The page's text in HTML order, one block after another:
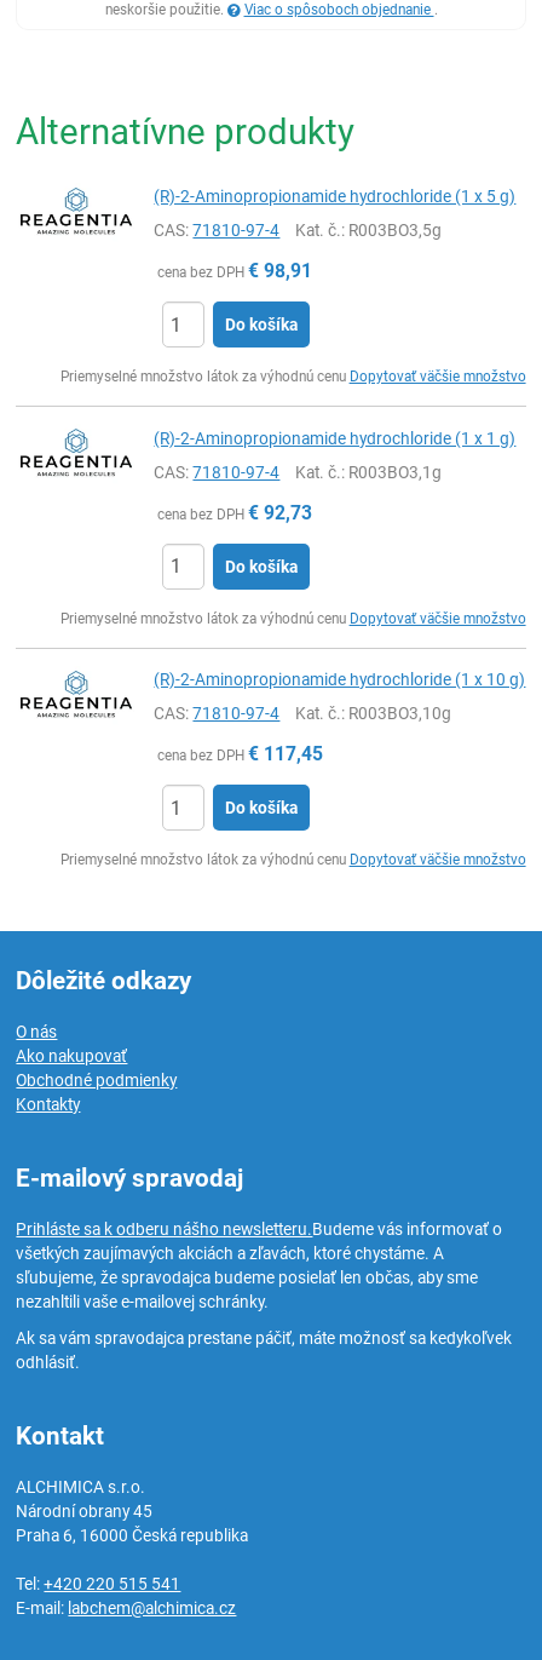
neskoršie použitie.
Viac o spôsoboch objednanie .
Alternatívne produkty
(R)-2-Aminopropionamide hydrochloride (1 x 5 g)
CAS:71810-97-4 Kat. č.: R003BO3,5g
cena bez DPH € 98,91
Do košíka
Priemyselné množstvo látok za výhodnú cenu Dopytovať väčšie množstvo
(R)-2-Aminopropionamide hydrochloride (1 x 1 g)
CAS:71810-97-4 Kat. č.: R003BO3,1g
cena bez DPH € 92,73
Do košíka
Priemyselné množstvo látok za výhodnú cenu Dopytovať väčšie množstvo
(R)-2-Aminopropionamide hydrochloride (1 x 10 g)
CAS:71810-97-4 Kat. č.: R003BO3,10g
cena bez DPH € 117,45
Do košíka
Priemyselné množstvo látok za výhodnú cenu Dopytovať väčšie množstvo
Dôležité odkazy
O nás
Ako nakupovať
Obchodné podmienky
Kontakty
E-mailový spravodaj
Prihláste sa k odberu nášho newsletteru.Budeme vás informovať o
všetkých zaujímavých akciách a zľavách, ktoré chystáme. A
sľubujeme, že spravodajca budeme posielať len občas, aby sme
nezahltili vaše e-mailovej schránky.
Ak sa vám spravodajca prestane páčiť, máte možnosť sa kedykoľvek
odhlásiť.
Kontakt
ALCHIMICA s.r.o.
Národní obrany 45
Praha 6, 16000Česká republika
Tel:+420 220 515 541
E-mail: labchem@alchimica.cz